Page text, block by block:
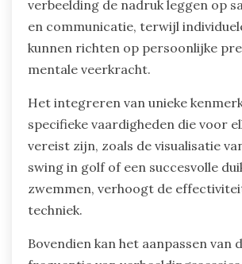
afgestemd op
Geleide verbeelding kan worden
sport-specifieke scenario’s en
uitkomsten. Bijvoorbeeld, in
verbeelding de nadruk leggen op
en communicatie, terwijl
kunnen richten op persoonlijke
mentale veerkracht.
Het integreren van unieke